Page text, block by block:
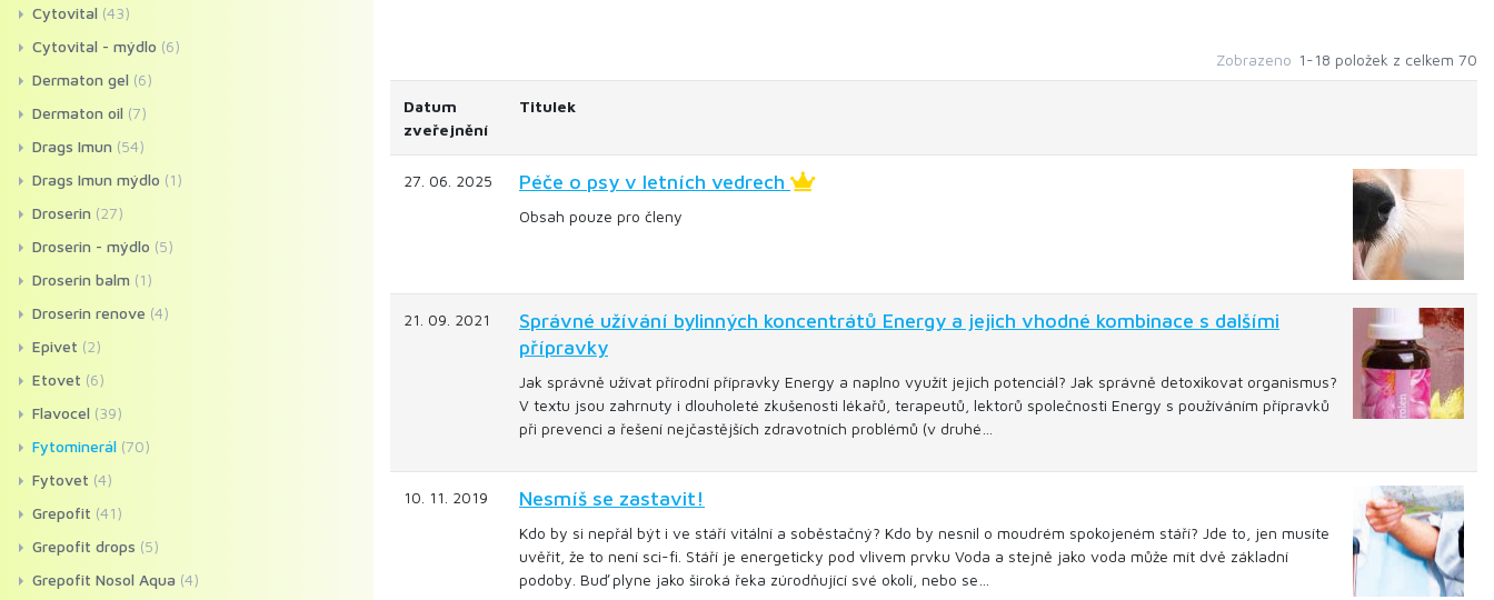
Zobrazeno 1-18 položek z celkem 70
Datum
zveřejnění
Titulek
27. 06. 2025 Péče o psy v letních vedrech
Obsah pouze pro členy
21. 09. 2021
Správné užívání bylinných koncentrátů Energy a jejich vhodné kombinace s dalšími
přípravky
Jak správně užívat přírodní přípravky Energy a naplno využít jejich potenciál? Jak správně detoxikovat organismus?
V textu jsou zahrnuty i dlouholeté zkušenosti lékařů, terapeutů, lektorů společnosti Energy s používáním přípravků
při prevenci a řešení nejčastějších zdravotních problémů (v druhé…
10. 11. 2019 Nesmíš se zastavit!
Kdo by si nepřál být i ve stáří vitální a soběstačný? Kdo by nesnil o moudrém spokojeném stáří? Jde to, jen musíte
uvěřit, že to není sci-fi. Stáří je energeticky pod vlivem prvku Voda a stejně jako voda může mít dvě základní
podoby. Buď plyne jako široká řeka zúrodňující své okolí, nebo se…
Cytovital (43)
Cytovital - mýdlo (6)
Dermaton gel (6)
Dermaton oil (7)
Drags Imun (54)
Drags Imun mýdlo (1)
Droserin (27)
Droserin - mýdlo (5)
Droserin balm (1)
Droserin renove (4)
Epivet (2)
Etovet (6)
Flavocel (39)
Fytominerál (70)
Fytovet (4)
Grepofit (41)
Grepofit drops (5)
Grepofit Nosol Aqua (4)